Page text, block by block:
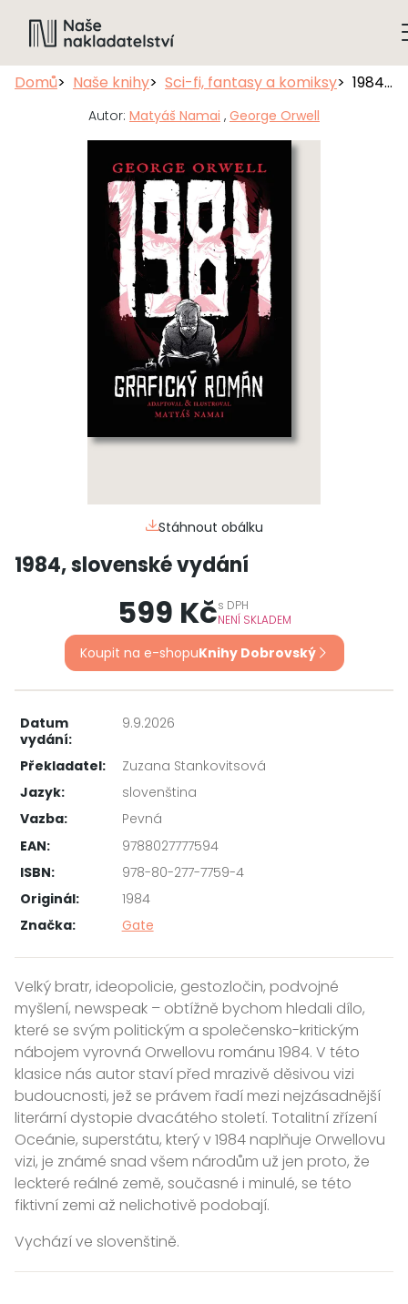
Domů Naše knihy Sci-fi, fantasy a komiksy 1984, slovenské vydání
Autor: Matyáš Namai , George Orwell
Stáhnout obálku
1984, slovenské vydání
599 Kčs DPH
NENÍ SKLADEM
Koupit na e-shopuKnihy Dobrovský
Datum
vydání:
9.9.2026
Překladatel:
Zuzana Stankovitsová
Jazyk:
slovenština
Vazba:
Pevná
EAN:
9788027777594
ISBN:
978-80-277-7759-4
Originál:
1984
Značka:
Gate
Velký bratr, ideopolicie, gestozločin, podvojné
myšlení, newspeak – obtížně bychom hledali dílo,
které se svým politickým a společensko-kritickým
nábojem vyrovná Orwellovu románu 1984. V této
klasice nás autor staví před mrazivě děsivou vizi
budoucnosti, jež se právem řadí mezi nejzásadnější
literární dystopie dvacátého století. Totalitní zřízení
Oceánie, superstátu, který v 1984 naplňuje Orwellovu
vizi, je známé snad všem národům už jen proto, že
leckteré reálné země, současné i minulé, se této
fiktivní zemi až nelichotivě podobají.
Vychází ve slovenštině.